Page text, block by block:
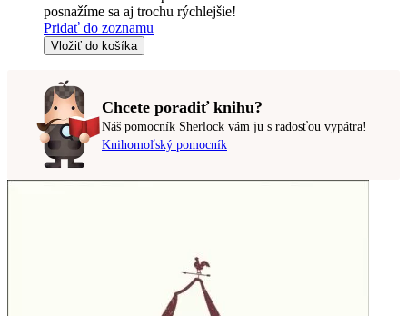
posnažíme sa aj trochu rýchlejšie!
Pridať do zoznamu
Vložiť do košíka
Chcete poradiť knihu?
Náš pomocník Sherlock vám ju s radosťou vypátra!
Knihomoľský pomocník